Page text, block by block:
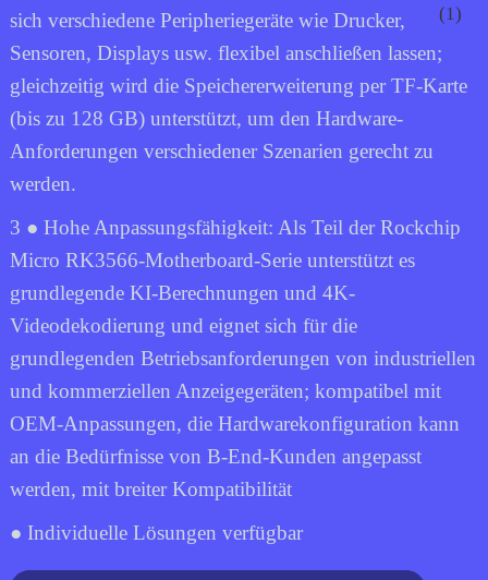
sich verschiedene Peripheriegeräte wie Drucker,
Sensoren, Displays usw. flexibel anschließen lassen;
gleichzeitig wird die Speichererweiterung per TF-Karte
(bis zu 128 GB) unterstützt, um den Hardware-
Anforderungen verschiedener Szenarien gerecht zu
werden.
3 ● Hohe Anpassungsfähigkeit: Als Teil der Rockchip
Micro RK3566-Motherboard-Serie unterstützt es
grundlegende KI-Berechnungen und 4K-
Videodekodierung und eignet sich für die
grundlegenden Betriebsanforderungen von industriellen
und kommerziellen Anzeigegeräten; kompatibel mit
OEM-Anpassungen, die Hardwarekonfiguration kann
an die Bedürfnisse von B-End-Kunden angepasst
werden, mit breiter Kompatibilität
● Individuelle Lösungen verfügbar